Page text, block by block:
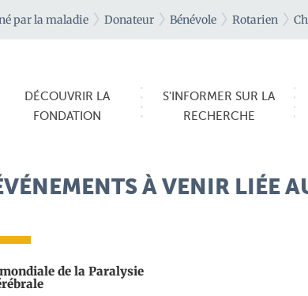
par la maladie Donateur Bénévole Rotarien
DÉCOUVRIR LA
FONDATION
S'INFORMER SUR LA
RECHERCHE
À VENIR LIÉE
de la Paralysie